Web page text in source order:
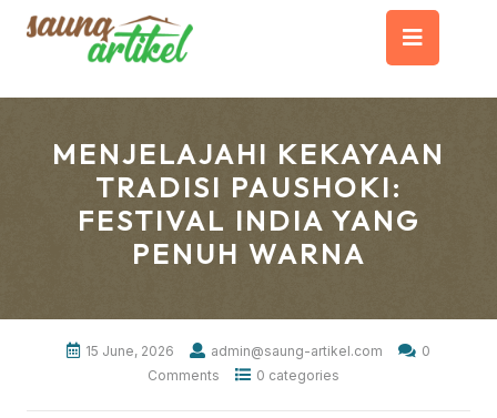
MENJELAJAHI KEKAYAAN
TRADISI PAUSHOKI:
FESTIVAL INDIA YANG
PENUH WARNA
15 June, 2026 admin@saung-artikel.com
0
Comments
0 categories